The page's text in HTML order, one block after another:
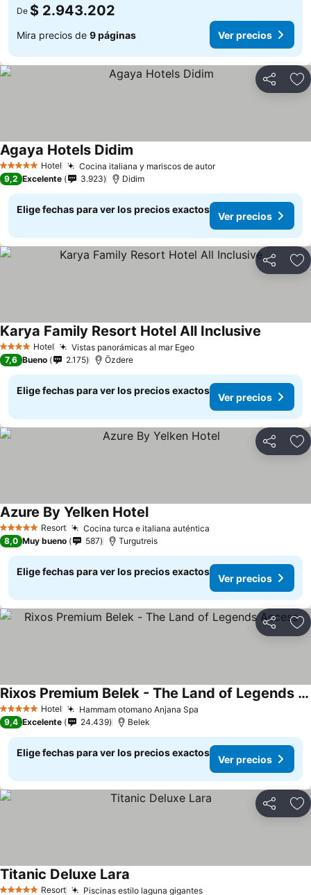
De $ 2.943.202
Mira precios de 9 páginas Ver precios
Compartir
5 Estrellas Hotel Cocina italiana y mariscos de autor
Agaya Hotels Didim
9,2 Excelente 3.923 Didim
Elige fechas para ver los precios exactos
Ver precios
Compartir
4 EstrellasHotel Vistas panorámicas al mar Egeo
Karya Family Resort Hotel All Inclusive
7,6 Bueno 2.175 Özdere
Elige fechas para ver los precios exactos
Ver precios
Compartir
5 Estrellas Resort Cocina turca e italiana auténtica
Azure By Yelken Hotel
8,0 Muy bueno 587 Turgutreis
Elige fechas para ver los precios exactos
Ver precios
Compartir
5 Estrellas Hotel Hammam otomano Anjana Spa
Rixos Premium Belek - The Land of Legends Access
9,4 Excelente 24.439 Belek
Elige fechas para ver los precios exactos
Ver precios
Compartir
Resort Piscinas estilo laguna gigantes
Titanic Deluxe Lara